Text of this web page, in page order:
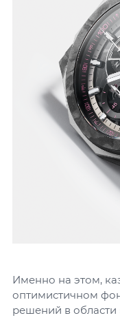
Именно на этом,
оптимистичном
решений в